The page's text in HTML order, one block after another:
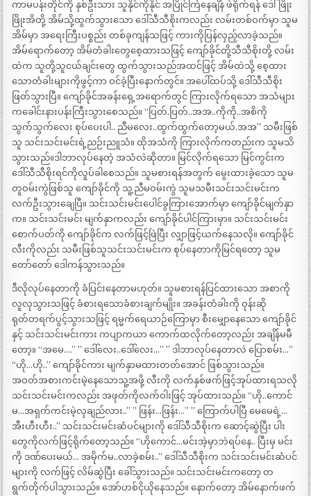
ကာမပန်းတိုင်ကို နှစ်ဦးသား သူနိုင်ကိုနိုင် အပြိုင်ကြဲနေချိန် ဖဲရိုက်ရန် ဒေါ်ဖြိုး
ဖြိုးအိတို့ အိမ်သို့ထွက်သွားသော ဒေါ်သီသီစိုးကလည်း လမ်းတစ်ဝက်မှာ သူမ
အိမ်မှာ အရေးကြီးပစ္စည်း တစ်ခုကျန်သဖြင့် ကားကိုပြန်လှည့်လာခဲ့သည်။
အိမ်ရောက်တော့ အိမ်တံခါးတွေစေ့ထားသဖြင့် ကျော်ခိုင်တို့သီသီစိုးတို့ လမ်း
ထဲက သူတို့သူငယ်ချင်းတွေ ထွက်သွားသည်အထင်ဖြင့် အိမ်ထဲသို့ စေ့ထား
သောတံခါးများကိုဖွင့်ကာ ဝင်ခဲ့ပြီးနောက်တွင်။ အပေါ်ထပ်သို့ ဒေါ်သီသီစိုး
ဖြတ်သွားပြီ။ ကျော်ခိုင်အခန်းရှေ့အရောက်တွင် ကြားလိုက်ရသော အသံများ
ကခေါင်းနားပန်းကြီးသွားစေသည်။ “ပြတ်.ပြတ်..အအ..ကိုကို..အစိကို
သွက်သွက်လေး စုပ်ပေးပါ.. ညီမလေး..ထွက်ထွက်တော့မယ်.အအ” သမီးဖြစ်
သူ သင်းသင်းမင်းရဲ့ညဉ်းညူသံ။ ထိုအသံကို ကြားလိုက်ကတည်းက သူမသိ
သွားသည်။ဒါဘာလုပ်နေတဲ့ အသံလဲဆိုတာ။ မြင်လိုက်ရသော မြင်ကွင်းက
ဒေါ်သီသီစိုးရင်ကိုလှုပ်ခါစေသည်။ သူမစားရန်အတွက် မွေးထားခဲ့သော သူမ
တူဝမ်းကွဲဖြစ်သူ ကျော်ခိုင်ကို သူ့ညီမဝမ်းကွဲ သူမသမီးသင်းသင်းမင်းက
လက်ဦးသွားချေပြီ။ သင်းသင်းမင်းပေါင်ခွကြားအောက်မှာ ကျော်ခိုင်မျက်နှာ
က။ သင်းသင်းမင်း မျက်နှာကလည်း ကျော်ခိုင်ပါင်ကြားမှာ။ သင်းသင်းမင်း
စောက်ပတ်ကို ကျော်ခိုင်က လက်ဖြင့်ဖြဲပြီး လျှာဖြင့်ယက်နေသလို။ ကျော်ခိုင်
လီးကိုလည်း သမီးဖြစ်သူသင်းသင်းမင်းက စုပ်နေတာကိုမြင်ရတော့ သူမ
တော်တော် ဒေါကန်သွားသည်။
ဒီလိုလုပ်နေတာကို ခံပြင်းနေတာမဟုတ်။ သူမစားရန်ပြင်ထားသော အစာကို
လူလုသွားသဖြင့် ခံစားရသောခံစားချက်မျိုး။ အခန်းတံခါးကို ဝုန်းဆို
ရုတ်တရက်ပွင့်သွားသဖြင့် ရမ္မက်ရေယာဉ်ကြောမှာ စီးမျှောနေသော ကျော်ခိုင်
နှင့် သင်းသင်းမင်းကား ကပျာကယာ ကောက်ထလိုက်တော့လည်း အချိန်မမီ
တော့။ “အမေ….” ” ဒေါ်လေး..ဒေါ်လေး…” ” ဒါဘာလုပ်နေတာလဲ ပြောစမ်း…”
“ဟို…ဟို..” ကျော်ခိုင်ကား မျက်နှာမထားတတ်အောင် ဖြစ်သွားသည်။
အဝတ်အစားကင်းမဲ့နေသောသူ့အဖို့ လီးကို လက်နှစ်ဖက်ဖြင့်အုပ်ထားရသလို
သင်းသင်းမင်းကလည်း အဖုတ်ကိုလက်ဝါးဖြင့် အုပ်ထားသည်။ “ဟို..ကောင်
မ…အရှက်ကင်းမဲ့လှချည်လား..” ” ဖြန်း…ဖြန်း…” ” ကြောက်ပါပြီ မေမေရဲ့…
အီးဟီးဟီး..” သင်းသင်းမင်းဆံပင်များကို ဒေါ်သီသီစိုးက ဆောင့်ဆွဲပြီး ပါး
တွေကိုလက်ဖြင့်ရိုက်တော့သည်။ “ဟိုကောင်…မင်းအဲ့မှာဘဲရပ်နေ.. ပြီးမှ မင်း
ကို ဒဏ်ပေးမယ်… အမိုက်မ..လာခဲ့စမ်း..” ဒေါ်သီသီစိုးက သင်းသင်းမင်းဆံပင်
များကို လက်ဖြင့် လိမ်ဆွဲပြီး ခေါ်သွားသည်။ သင်းသင်းမင်းကတော့ တ
ရွက်တိုက်ပါသွားသည်။ အော်ဟစ်ငိုယိုနေသည်။ နောက်တော့ အိမ်နောက်ဖက်